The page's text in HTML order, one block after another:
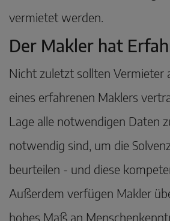
vermietet werden.
Der Makler hat
Nicht zuletzt sollten Vermieter
eines erfahrenen Maklers
Lage alle notwendigen Daten
notwendig sind, um die
beurteilen - und diese
Außerdem verfügen Makler
hohes Maß an